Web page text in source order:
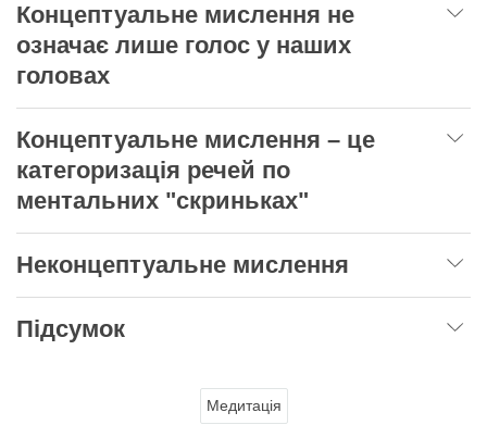
Концептуальне мислення не
означає лише голос у наших
головах
Концептуальне мислення – це
категоризація речей по
ментальних "скриньках"
Неконцептуальне мислення
Підсумок
Медитація